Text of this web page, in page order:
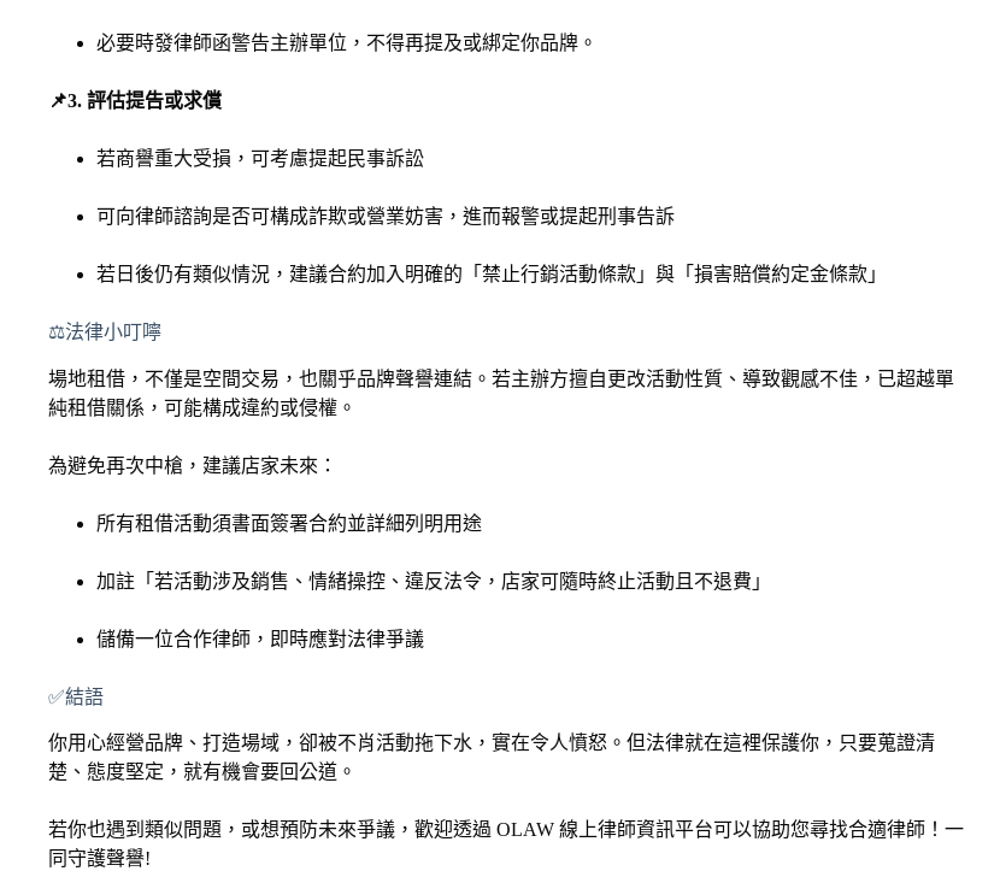
必要時發律師函警告主辦單位，不得再提及或綁定你品牌。
📌3. 評估提告或求償
若商譽重大受損，可考慮提起民事訴訟
可向律師諮詢是否可構成詐欺或營業妨害，進而報警或提起刑事告訴
若日後仍有類似情況，建議合約加入明確的「禁止行銷活動條款」與「損害賠償約定金條款」
⚖️法律小叮嚀
場地租借，不僅是空間交易，也關乎品牌聲譽連結。若主辦方擅自更改活動性質、導致觀感不佳，已超越單
純租借關係，可能構成違約或侵權。
為避免再次中槍，建議店家未來：
所有租借活動須書面簽署合約並詳細列明用途
加註「若活動涉及銷售、情緒操控、違反法令，店家可隨時終止活動且不退費」
儲備一位合作律師，即時應對法律爭議
✅結語
你用心經營品牌、打造場域，卻被不肖活動拖下水，實在令人憤怒。但法律就在這裡保護你，只要蒐證清
楚、態度堅定，就有機會要回公道。
若你也遇到類似問題，或想預防未來爭議，歡迎透過 OLAW 線上律師資訊平台可以協助您尋找合適律師！一
同守護聲譽!